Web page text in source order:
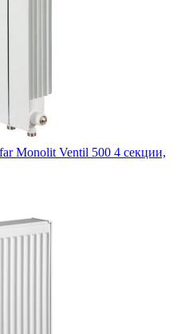
Monolit Ventil 500 4 секции,